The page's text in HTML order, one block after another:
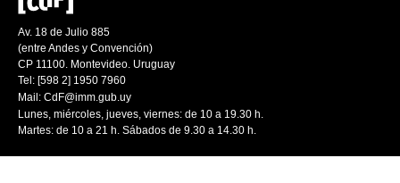
Av. 18 de Julio 885
(entre Andes y Convención)
CP 11100. Montevideo. Uruguay
Tel: [598 2] 1950 7960
Mail: CdF@imm.gub.uy
Lunes, miércoles, jueves, viernes: de 10 a 19.30 h.
Martes: de 10 a 21 h. Sábados de 9.30 a 14.30 h.